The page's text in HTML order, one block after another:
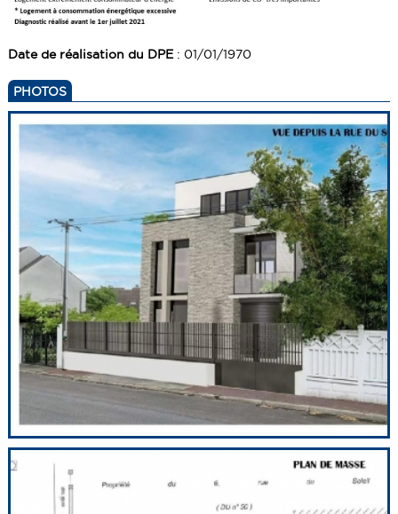
Date de réalisation du DPE: 01/01/1970
PHOTOS